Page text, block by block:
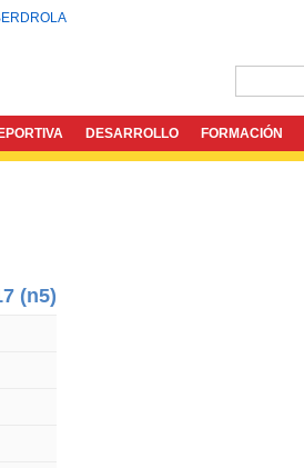
DESARROLLO FORMACIÓN
(n5)